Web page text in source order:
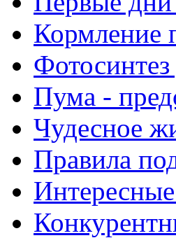
Кормление
Пума -
Чудесное
Правила